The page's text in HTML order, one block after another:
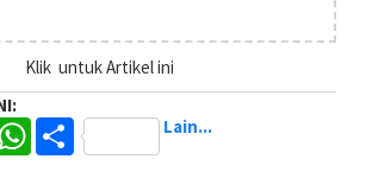
Klik untuk Artikel ini
WhatsApp Lain...